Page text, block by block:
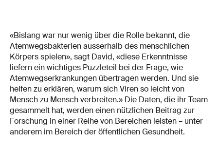
«Bislang war nur wenig über die Rolle bekannt, die
Atemwegsbakterien ausserhalb des menschlichen
Körpers spielen», sagt David, «diese Erkenntnisse
liefern ein wichtiges Puzzleteil bei der Frage, wie
Atemwegserkrankungen übertragen werden. Und sie
helfen zu erklären, warum sich Viren so leicht von
Mensch zu Mensch verbreiten.» Die Daten, die ihr Team
gesammelt hat, werden einen nützlichen Beitrag zur
Forschung in einer Reihe von Bereichen leisten – unter
anderem im Bereich der öffentlichen Gesundheit.